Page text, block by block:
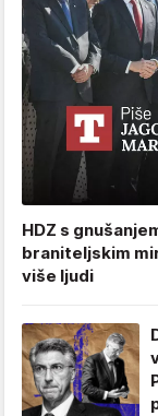
HDZ s
braniteljskim
više ljudi